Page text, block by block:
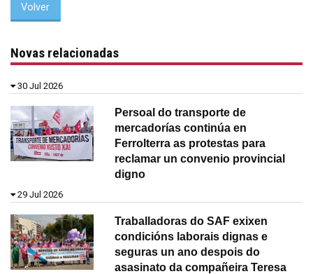
Volver
Novas relacionadas
30 Jul 2026
Persoal do transporte de
mercadorías continúa en
Ferrolterra as protestas para
reclamar un convenio provincial
digno
29 Jul 2026
Traballadoras do SAF exixen
condicións laborais dignas e
seguras un ano despois do
asasinato da compañeira Teresa